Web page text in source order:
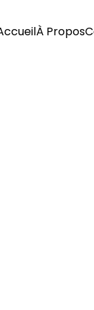
À Propos